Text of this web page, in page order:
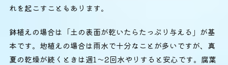
れを起こすこともあります。
鉢植えの場合は「土の表面が乾いたらたっぷり与える」が基
本です。地植えの場合は雨水で十分なことが多いですが、真
夏の乾燥が続くときは週1〜2回水やりすると安心です。腐葉